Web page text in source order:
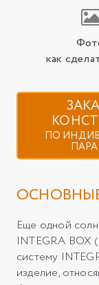
как
ПО
Еще одной
INTEGRA
систему
изделие,